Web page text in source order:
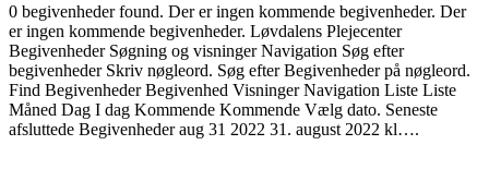
0 begivenheder found. Der er ingen kommende begivenheder. Der
er ingen kommende begivenheder. Løvdalens Plejecenter
Begivenheder Søgning og visninger Navigation Søg efter
begivenheder Skriv nøgleord. Søg efter Begivenheder på nøgleord.
Find Begivenheder Begivenhed Visninger Navigation Liste Liste
Måned Dag I dag Kommende Kommende Vælg dato. Seneste
afsluttede Begivenheder aug 31 2022 31. august 2022 kl….